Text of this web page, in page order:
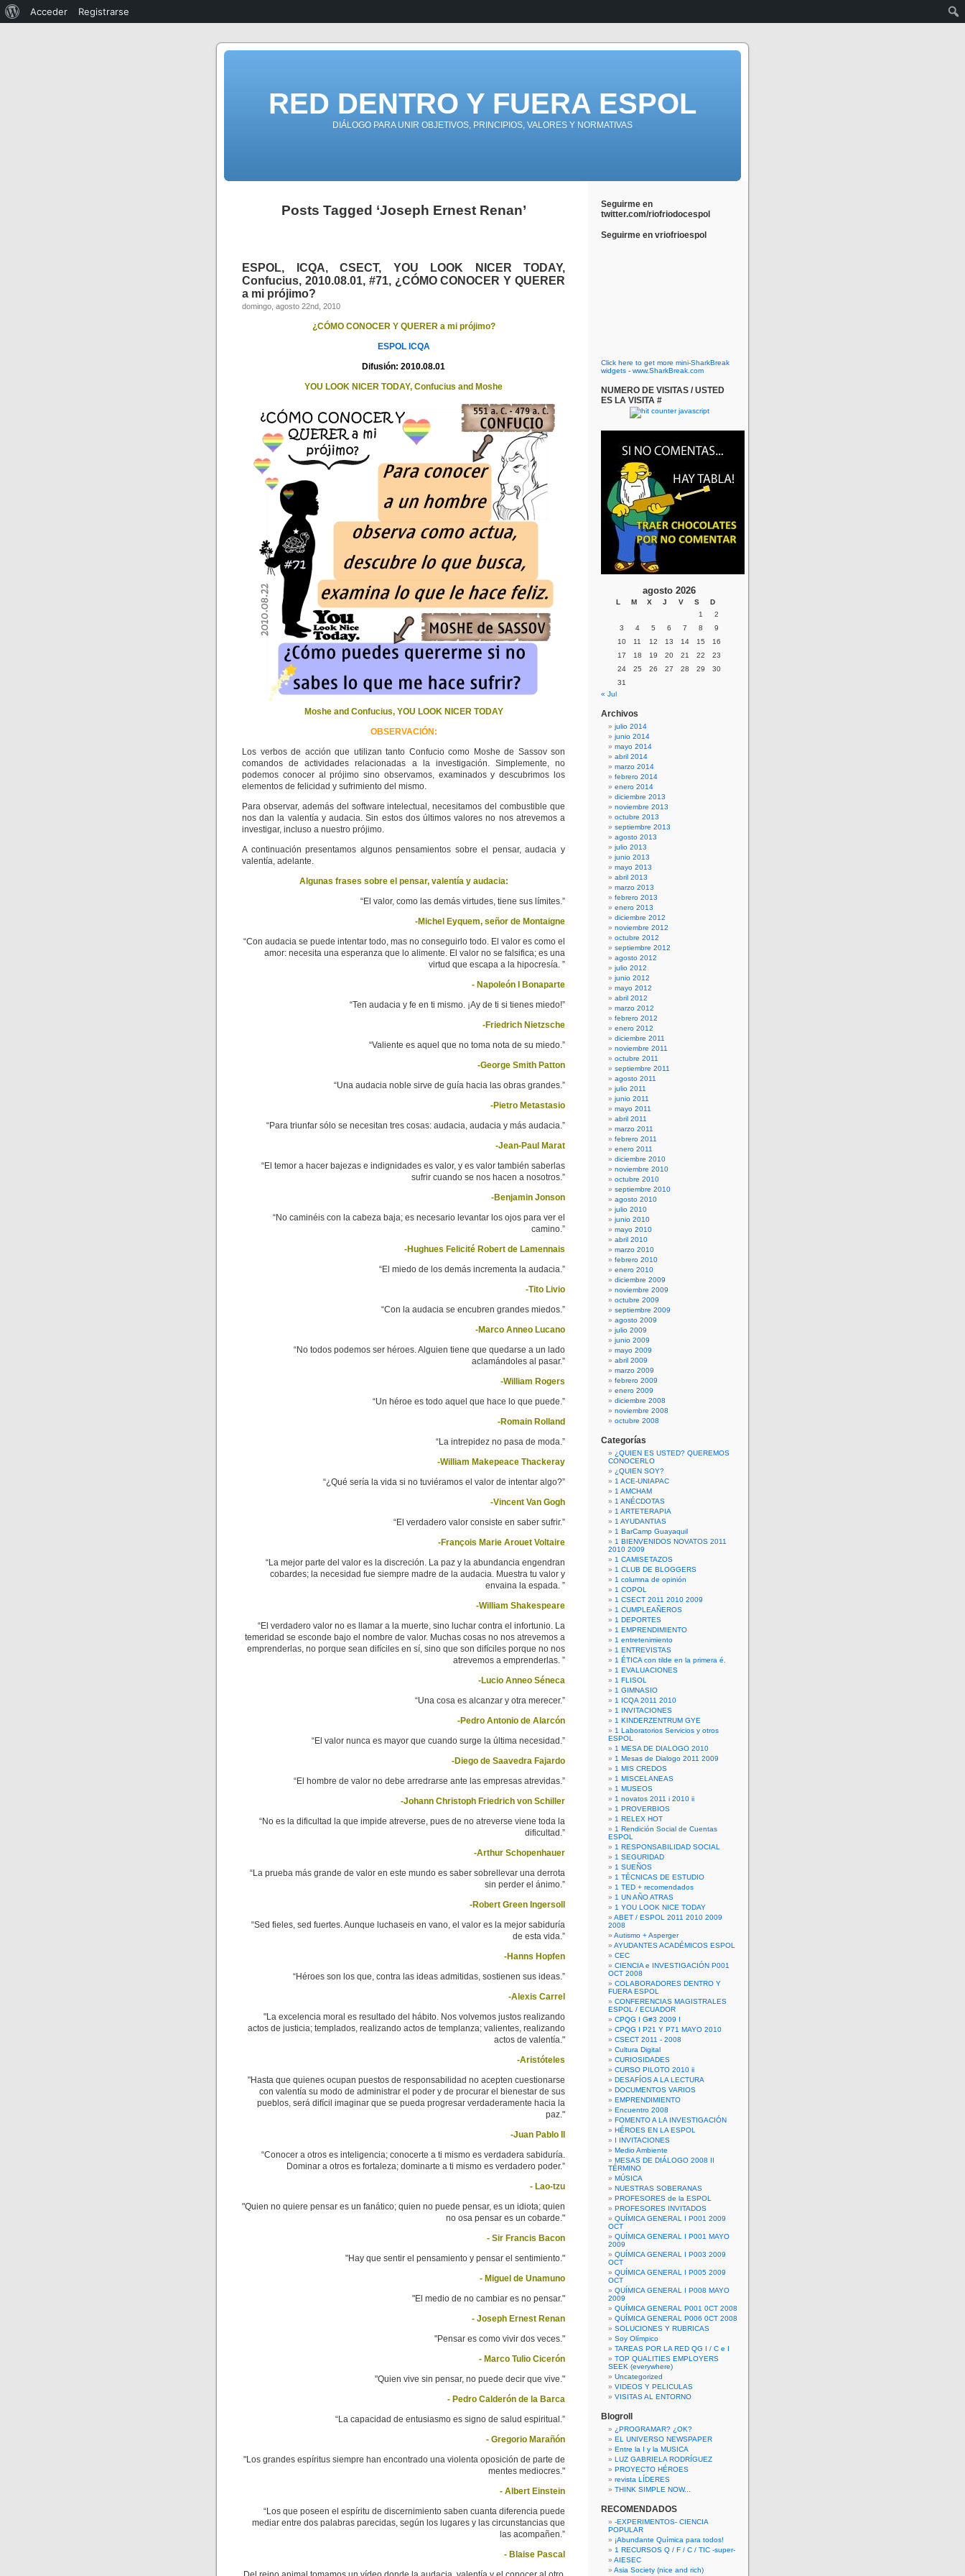
RED DENTRO Y FUERA ESPOL
DIÁLOGO PARA UNIR OBJETIVOS, PRINCIPIOS, VALORES Y NORMATIVAS
Posts Tagged ‘Joseph Ernest Renan’
ESPOL, ICQA, CSECT, YOU LOOK NICER TODAY,
Confucius, 2010.08.01, #71, ¿CÓMO CONOCER Y QUERER
a mi prójimo?
domingo, agosto 22nd, 2010
¿CÓMO CONOCER Y QUERER a mi prójimo?
ESPOL ICQA
Difusión: 2010.08.01
YOU LOOK NICER TODAY, Confucius and Moshe
Moshe and Confucius, YOU LOOK NICER TODAY
OBSERVACIÓN:
Los verbos de acción que utilizan tanto Confucio como Moshe de Sassov son
comandos de actividades relacionadas a la investigación. Simplemente, no
podemos conocer al prójimo sino observamos, examinados y descubrimos los
elementos de felicidad y sufrimiento del mismo.
Para observar, además del software intelectual, necesitamos del combustible que
nos dan la valentía y audacia. Sin estos dos últimos valores no nos atrevemos a
investigar, incluso a nuestro prójimo.
A continuación presentamos algunos pensamientos sobre el pensar, audacia y
valentía, adelante.
Algunas frases sobre el pensar, valentía y audacia:
“El valor, como las demás virtudes, tiene sus límites.”
-Michel Eyquem, señor de Montaigne
“Con audacia se puede intentar todo, mas no conseguirlo todo. El valor es como el
amor: necesita una esperanza que lo alimente. El valor no se falsifica; es una
virtud que escapa a la hipocresía. ”
- Napoleón I Bonaparte
“Ten audacia y fe en ti mismo. ¡Ay de ti si tienes miedo!”
-Friedrich Nietzsche
“Valiente es aquel que no toma nota de su miedo.”
-George Smith Patton
“Una audacia noble sirve de guía hacia las obras grandes.”
-Pietro Metastasio
“Para triunfar sólo se necesitan tres cosas: audacia, audacia y más audacia.”
-Jean-Paul Marat
“El temor a hacer bajezas e indignidades es valor, y es valor también saberlas
sufrir cuando se nos hacen a nosotros.”
-Benjamin Jonson
“No caminéis con la cabeza baja; es necesario levantar los ojos para ver el
camino.”
-Hughues Felicité Robert de Lamennais
“El miedo de los demás incrementa la audacia.”
-Tito Livio
“Con la audacia se encubren grandes miedos.”
-Marco Anneo Lucano
“No todos podemos ser héroes. Alguien tiene que quedarse a un lado
aclamándoles al pasar.”
-William Rogers
“Un héroe es todo aquel que hace lo que puede.”
-Romain Rolland
“La intrepidez no pasa de moda.”
-William Makepeace Thackeray
“¿Qué sería la vida si no tuviéramos el valor de intentar algo?”
-Vincent Van Gogh
“El verdadero valor consiste en saber sufrir.”
-François Marie Arouet Voltaire
“La mejor parte del valor es la discreción. La paz y la abundancia engendran
cobardes; la necesidad fue siempre madre de la audacia. Muestra tu valor y
envaina la espada. ”
-William Shakespeare
“El verdadero valor no es llamar a la muerte, sino luchar contra el infortunio. La
temeridad se esconde bajo el nombre de valor. Muchas cosas no nos atrevemos a
emprenderlas, no porque sean difíciles en sí, sino que son difíciles porque no nos
atrevemos a emprenderlas. ”
-Lucio Anneo Séneca
“Una cosa es alcanzar y otra merecer.”
-Pedro Antonio de Alarcón
“El valor nunca es mayor que cuando surge la última necesidad.”
-Diego de Saavedra Fajardo
“El hombre de valor no debe arredrarse ante las empresas atrevidas.”
-Johann Christoph Friedrich von Schiller
“No es la dificultad la que impide atreverse, pues de no atreverse viene toda la
dificultad.”
-Arthur Schopenhauer
“La prueba más grande de valor en este mundo es saber sobrellevar una derrota
sin perder el ánimo.”
-Robert Green Ingersoll
“Sed fieles, sed fuertes. Aunque luchaseis en vano, el valor es la mejor sabiduría
de esta vida.”
-Hanns Hopfen
“Héroes son los que, contra las ideas admitidas, sostienen sus ideas.”
-Alexis Carrel
"La excelencia moral es resultado del hábito. Nos volvemos justos realizando
actos de justicia; templados, realizando actos de templanza; valientes, realizando
actos de valentía."
-Aristóteles
"Hasta que quienes ocupan puestos de responsabilidad no acepten cuestionarse
con valentía su modo de administrar el poder y de procurar el bienestar de sus
pueblos, será difícil imaginar que se pueda progresar verdaderamente hacia la
paz."
-Juan Pablo II
“Conocer a otros es inteligencia; conocerte a ti mismo es verdadera sabiduría.
Dominar a otros es fortaleza; dominarte a ti mismo es verdadero poder.”
- Lao-tzu
"Quien no quiere pensar es un fanático; quien no puede pensar, es un idiota; quien
no osa pensar es un cobarde."
- Sir Francis Bacon
"Hay que sentir el pensamiento y pensar el sentimiento."
- Miguel de Unamuno
"El medio de no cambiar es no pensar."
- Joseph Ernest Renan
"Pensar es como vivir dos veces."
- Marco Tulio Cicerón
"Quien vive sin pensar, no puede decir que vive."
- Pedro Calderón de la Barca
“La capacidad de entusiasmo es signo de salud espiritual.”
- Gregorio Marañón
"Los grandes espíritus siempre han encontrado una violenta oposición de parte de
mentes mediocres."
- Albert Einstein
“Los que poseen el espíritu de discernimiento saben cuanta diferencia puede
mediar entre dos palabras parecidas, según los lugares y las circunstancias que
las acompañen.”
- Blaise Pascal
Seguirme en
twitter.com/riofriodocespol
Seguirme en vriofrioespol
Click here to get more mini-SharkBreak
widgets - www.SharkBreak.com
NUMERO DE VISITAS / USTED
ES LA VISITA #
agosto 2026
L M X J V S
D
1
2
3
4 5 6 7 8
9
10
11 12 13 14 15
16
17
18 19 20 21 22
23
24
25 26 27 28 29
30
31
« Jul
Archivos
julio 2014
junio 2014
mayo 2014
abril 2014
marzo 2014
febrero 2014
enero 2014
diciembre 2013
noviembre 2013
octubre 2013
septiembre 2013
agosto 2013
julio 2013
junio 2013
mayo 2013
abril 2013
marzo 2013
febrero 2013
enero 2013
diciembre 2012
noviembre 2012
octubre 2012
septiembre 2012
agosto 2012
julio 2012
junio 2012
mayo 2012
abril 2012
marzo 2012
febrero 2012
enero 2012
diciembre 2011
noviembre 2011
octubre 2011
septiembre 2011
agosto 2011
julio 2011
junio 2011
mayo 2011
abril 2011
marzo 2011
febrero 2011
enero 2011
diciembre 2010
noviembre 2010
octubre 2010
septiembre 2010
agosto 2010
julio 2010
junio 2010
mayo 2010
abril 2010
marzo 2010
febrero 2010
enero 2010
diciembre 2009
noviembre 2009
octubre 2009
septiembre 2009
agosto 2009
julio 2009
junio 2009
mayo 2009
abril 2009
marzo 2009
febrero 2009
enero 2009
diciembre 2008
noviembre 2008
octubre 2008
Categorías
¿QUIEN ES USTED? QUEREMOS
CONOCERLO
¿QUIEN SOY?
1 ACE-UNIAPAC
1 AMCHAM
1 ANÉCDOTAS
1 ARTETERAPIA
1 AYUDANTIAS
1 BarCamp Guayaquil
1 BIENVENIDOS NOVATOS 2011
2010 2009
1 CAMISETAZOS
1 CLUB DE BLOGGERS
1 columna de opinión
1 COPOL
1 CSECT 2011 2010 2009
1 CUMPLEAÑEROS
1 DEPORTES
1 EMPRENDIMIENTO
1 entretenimiento
1 ENTREVISTAS
1 ÉTICA con tilde en la primera é.
1 EVALUACIONES
1 FLISOL
1 GIMNASIO
1 ICQA 2011 2010
1 INVITACIONES
1 KINDERZENTRUM GYE
1 Laboratorios Servicios y otros
ESPOL
1 MESA DE DIALOGO 2010
1 Mesas de Dialogo 2011 2009
1 MIS CREDOS
1 MISCELANEAS
1 MUSEOS
1 novatos 2011 i 2010 ii
1 PROVERBIOS
1 RELEX HOT
1 Rendición Social de Cuentas
ESPOL
1 RESPONSABILIDAD SOCIAL
1 SEGURIDAD
1 SUEÑOS
1 TÉCNICAS DE ESTUDIO
1 TED + recomendados
1 UN AÑO ATRAS
1 YOU LOOK NICE TODAY
ABET / ESPOL 2011 2010 2009
2008
Autismo + Asperger
AYUDANTES ACADÉMICOS ESPOL
CEC
CIENCIA e INVESTIGACIÓN P001
OCT 2008
COLABORADORES DENTRO Y
FUERA ESPOL
CONFERENCIAS MAGISTRALES
ESPOL / ECUADOR
CPQG I G#3 2009 I
CPQG I P21 Y P71 MAYO 2010
CSECT 2011 - 2008
Cultura Digital
CURIOSIDADES
CURSO PILOTO 2010 ii
DESAFÍOS A LA LECTURA
DOCUMENTOS VARIOS
EMPRENDIMIENTO
Encuentro 2008
FOMENTO A LA INVESTIGACIÓN
HÉROES EN LA ESPOL
I INVITACIONES
Medio Ambiente
MESAS DE DIÁLOGO 2008 II
TÉRMINO
MÚSICA
NUESTRAS SOBERANAS
PROFESORES de la ESPOL
PROFESORES INVITADOS
QUÍMICA GENERAL I P001 2009
OCT
QUÍMICA GENERAL I P001 MAYO
2009
QUÍMICA GENERAL I P003 2009
OCT
QUÍMICA GENERAL I P005 2009
OCT
QUÍMICA GENERAL I P008 MAYO
2009
QUÍMICA GENERAL P001 0CT 2008
QUÍMICA GENERAL P006 0CT 2008
SOLUCIONES Y RUBRICAS
Soy Olímpico
TAREAS POR LA RED QG I / C e I
TOP QUALITIES EMPLOYERS
SEEK (everywhere)
Uncategorized
VIDEOS Y PELICULAS
VISITAS AL ENTORNO
Blogroll
¿PROGRAMAR? ¿OK?
EL UNIVERSO NEWSPAPER
Entre la I y la MUSICA
LUZ GABRIELA RODRÍGUEZ
PROYECTO HÉROES
revista LÍDERES
THINK SIMPLE NOW...
RECOMENDADOS
-EXPERIMENTOS- CIENCIA
POPULAR
¡Abundante Química para todos!
1 RECURSOS Q / F / C / TIC -super-
AIESEC
Asia Society (nice and rich)
Acceder Registrarse